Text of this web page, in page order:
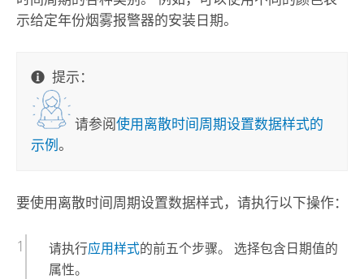
示给定年份烟雾报警器的安装日期。
提示：
请参阅使用离散时间周期设置数据样式的
示例。
要使用离散时间周期设置数据样式，请执行以下操作：
请执行应用样式的前五个步骤。 选择包含日期值的
属性。